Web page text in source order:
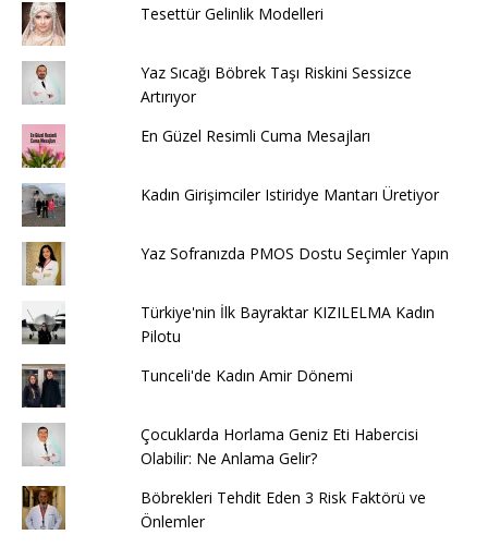
Tesettür Gelinlik Modelleri
Yaz Sıcağı Böbrek Taşı Riskini Sessizce
Artırıyor
En Güzel Resimli Cuma Mesajları
Kadın Girişimciler Istiridye Mantarı Üretiyor
Yaz Sofranızda PMOS Dostu Seçimler Yapın
Türkiye'nin İlk Bayraktar KIZILELMA Kadın
Pilotu
Tunceli'de Kadın Amir Dönemi
Çocuklarda Horlama Geniz Eti Habercisi
Olabilir: Ne Anlama Gelir?
Böbrekleri Tehdit Eden 3 Risk Faktörü ve
Önlemler